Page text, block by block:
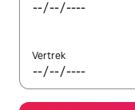
Vertrek